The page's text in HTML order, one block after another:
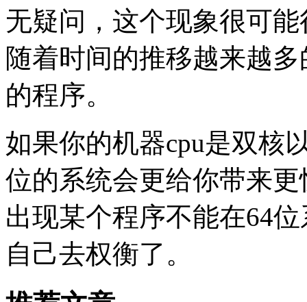
无疑问，这个现象很可
随着时间的推移越来越
的程序。
如果你的机器cpu是双核
位的系统会更给你带来
出现某个程序不能在64
自己去权衡了。